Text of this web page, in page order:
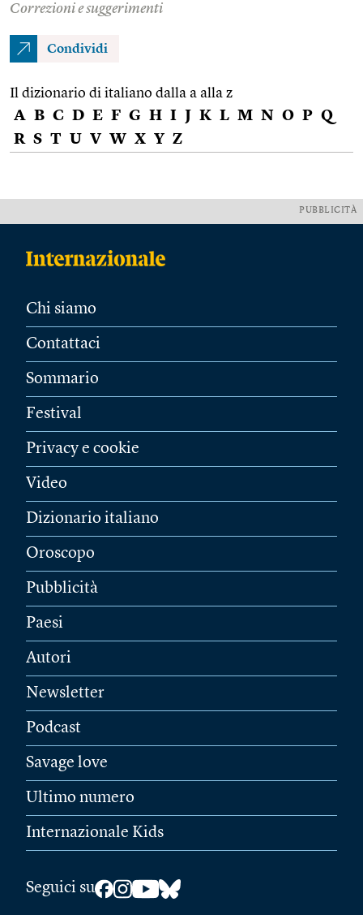
Correzioni e suggerimenti
Condividi
Il dizionario di italiano dalla a alla z
A B C D E F G H I J K L M N O P Q
R S T U V W X Y Z
PUBBLICITÀ
Chi siamo
Contattaci
Sommario
Festival
Privacy e cookie
Video
Dizionario italiano
Oroscopo
Pubblicità
Paesi
Autori
Newsletter
Podcast
Savage love
Ultimo numero
Internazionale Kids
Seguici su